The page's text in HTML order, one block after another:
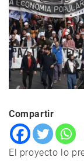
Compartir
El proyecto lo